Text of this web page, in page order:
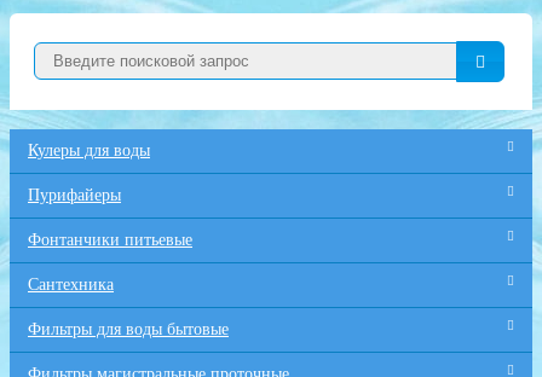
Кулеры для воды
Пурифайеры
Фонтанчики питьевые
Сантехника
Фильтры для воды бытовые